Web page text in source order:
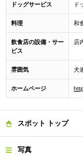
ドッグサービス ド
料理 和
飲食店の設備・サー
ビス
店
雰囲気 犬
ホームページ
スポット トップ
写真